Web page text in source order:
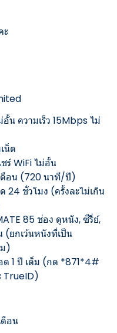
ะ
น ความเร็ว 15Mbps ไม่
น็ต
ร์ WiFi ไม่อั้น
ดือน (720 นาที/ปี)
24 ชั่วโมง (ครั้งละไม่เกิน
85 ช่อง ดูหนัง, ซีรี่ย์,
(ยกเว้นหนังที่เป็น
)
ด 1 ปี เต็ม (กด *871*4#
TrueID)
อน